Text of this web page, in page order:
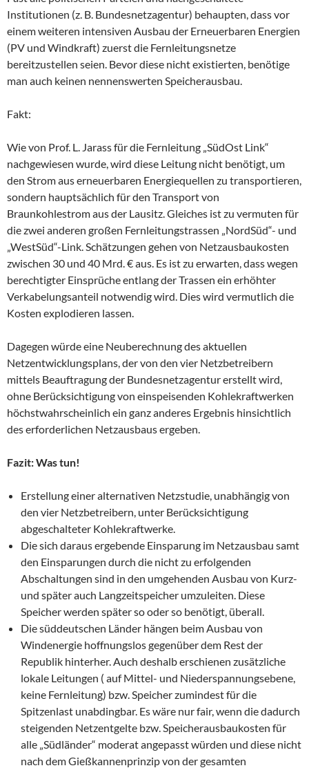
Institutionen (z. B. Bundesnetzagentur) behaupten, dass vor
einem weiteren intensiven Ausbau der Erneuerbaren Energien
(PV und Windkraft) zuerst die Fernleitungsnetze
bereitzustellen seien. Bevor diese nicht existierten, benötige
man auch keinen nennenswerten Speicherausbau.
Fakt:
Wie von Prof. L. Jarass für die Fernleitung „SüdOst Link“
nachgewiesen wurde, wird diese Leitung nicht benötigt, um
den Strom aus erneuerbaren Energiequellen zu transportieren,
sondern hauptsächlich für den Transport von
Braunkohlestrom aus der Lausitz. Gleiches ist zu vermuten für
die zwei anderen großen Fernleitungstrassen „NordSüd“- und
„WestSüd“-Link. Schätzungen gehen von Netzausbaukosten
zwischen 30 und 40 Mrd. € aus. Es ist zu erwarten, dass wegen
berechtigter Einsprüche entlang der Trassen ein erhöhter
Verkabelungsanteil notwendig wird. Dies wird vermutlich die
Kosten explodieren lassen.
Dagegen würde eine Neuberechnung des aktuellen
Netzentwicklungsplans, der von den vier Netzbetreibern
mittels Beauftragung der Bundesnetzagentur erstellt wird,
ohne Berücksichtigung von einspeisenden Kohlekraftwerken
höchstwahrscheinlich ein ganz anderes Ergebnis hinsichtlich
des erforderlichen Netzausbaus ergeben.
Fazit: Was tun!
Erstellung einer alternativen Netzstudie, unabhängig von
den vier Netzbetreibern, unter Berücksichtigung
abgeschalteter Kohlekraftwerke.
Die sich daraus ergebende Einsparung im Netzausbau samt
den Einsparungen durch die nicht zu erfolgenden
Abschaltungen sind in den umgehenden Ausbau von Kurz-
und später auch Langzeitspeicher umzuleiten. Diese
Speicher werden später so oder so benötigt, überall.
Die süddeutschen Länder hängen beim Ausbau von
Windenergie hoffnungslos gegenüber dem Rest der
Republik hinterher. Auch deshalb erschienen zusätzliche
lokale Leitungen ( auf Mittel- und Niederspannungsebene,
keine Fernleitung) bzw. Speicher zumindest für die
Spitzenlast unabdingbar. Es wäre nur fair, wenn die dadurch
steigenden Netzentgelte bzw. Speicherausbaukosten für
alle „Südländer“ moderat angepasst würden und diese nicht
nach dem Gießkannenprinzip von der gesamten